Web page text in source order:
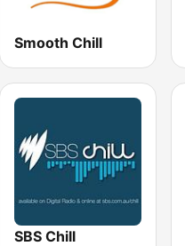
Smooth Chill
SBS Chill